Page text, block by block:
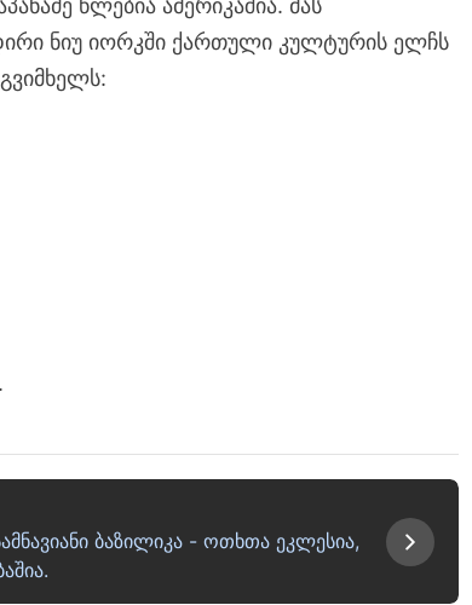
ნიუ იორკში ქართული კულტურის ელჩს
ბაზილიკა - ოთხთა ეკლესია,